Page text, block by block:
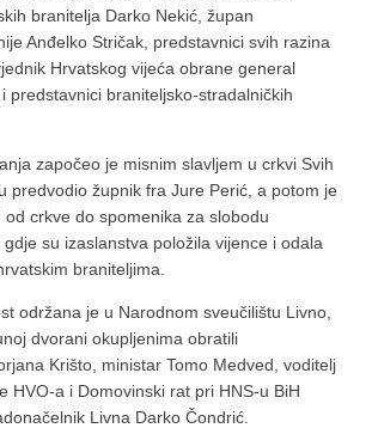
branitelja Darko Nekić, župan
Anđelko Stričak, predstavnici svih razina
Hrvatskog vijeća obrane general
predstavnici braniteljsko-stradalničkih
započeo je misnim slavljem u crkvi Svih
predvodio župnik fra Jure Perić, a potom je
od crkve do spomenika za slobodu
su izaslanstva položila vijence i odala
braniteljima.
održana je u Narodnom sveučilištu Livno,
dvorani okupljenima obratili
Krišto, ministar Tomo Medved, voditelj
HVO-a i Domovinski rat pri HNS-u BiH
Livna Darko Čondrić.